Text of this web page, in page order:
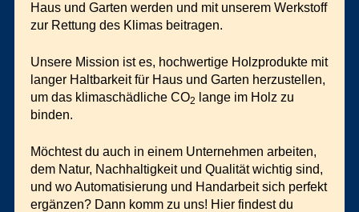
Haus und Garten werden und mit unserem Werkstoff
zur Rettung des Klimas beitragen.
Unsere Mission ist es, hochwertige Holzprodukte mit
langer Haltbarkeit für Haus und Garten herzustellen,
um das klimaschädliche CO2
lange im Holz zu
binden.
Möchtest du auch in einem Unternehmen arbeiten,
dem Natur, Nachhaltigkeit und Qualität wichtig sind,
und wo Automatisierung und Handarbeit sich perfekt
ergänzen? Dann komm zu uns! Hier findest du